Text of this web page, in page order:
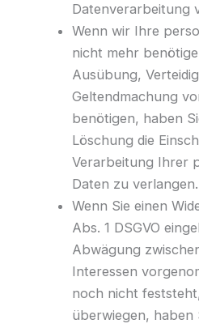
Datenverarbeitung
Wenn wir Ihre
nicht mehr
Ausübung,
Geltendmachung
benötigen, haben
Löschung die
Verarbeitung Ihrer
Daten zu verlangen.
Wenn Sie einen
Abs. 1 DSGVO
Abwägung
Interessen
noch nicht
überwiegen, haben